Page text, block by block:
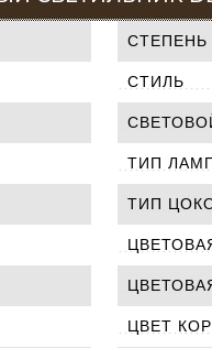
СТЕПЕНЬ
СТИЛЬ
ТИП
ТИП
ЦВЕТ